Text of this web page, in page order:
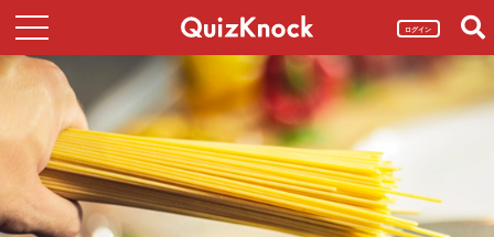
ログイン